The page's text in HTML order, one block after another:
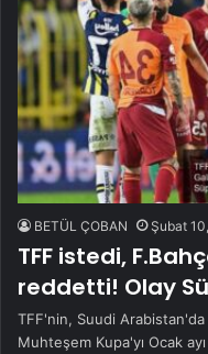
BETÜL ÇOBAN Şubat
TFF istedi,
reddetti! Olay
TFF'nin, Suudi
Muhteşem Kupa'yı Ocak